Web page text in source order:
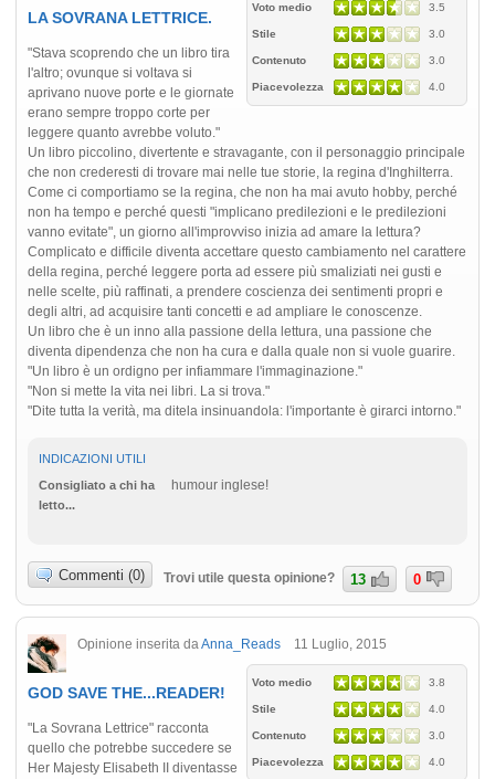
Voto medio 3.5
Stile 3.0
Contenuto 3.0
Piacevolezza 4.0
LA SOVRANA LETTRICE.
"Stava scoprendo che un libro tira
l'altro; ovunque si voltava si
aprivano nuove porte e le giornate
erano sempre troppo corte per
leggere quanto avrebbe voluto."
Un libro piccolino, divertente e stravagante, con il personaggio principale
che non crederesti di trovare mai nelle tue storie, la regina d'Inghilterra.
Come ci comportiamo se la regina, che non ha mai avuto hobby, perché
non ha tempo e perché questi "implicano predilezioni e le predilezioni
vanno evitate", un giorno all'improvviso inizia ad amare la lettura?
Complicato e difficile diventa accettare questo cambiamento nel carattere
della regina, perché leggere porta ad essere più smaliziati nei gusti e
nelle scelte, più raffinati, a prendere coscienza dei sentimenti propri e
degli altri, ad acquisire tanti concetti e ad ampliare le conoscenze.
Un libro che è un inno alla passione della lettura, una passione che
diventa dipendenza che non ha cura e dalla quale non si vuole guarire.
"Un libro è un ordigno per infiammare l'immaginazione."
"Non si mette la vita nei libri. La si trova."
"Dite tutta la verità, ma ditela insinuandola: l'importante è girarci intorno."
INDICAZIONI UTILI
Consigliato a chi ha
letto...
humour inglese!
Commenti (0) Trovi utile questa opinione? 13 0
Opinione inserita da Anna_Reads 11 Luglio, 2015
Voto medio 3.8
Stile 4.0
Contenuto 3.0
Piacevolezza 4.0
GOD SAVE THE...READER!
"La Sovrana Lettrice" racconta
quello che potrebbe succedere se
Her Majesty Elisabeth II diventasse